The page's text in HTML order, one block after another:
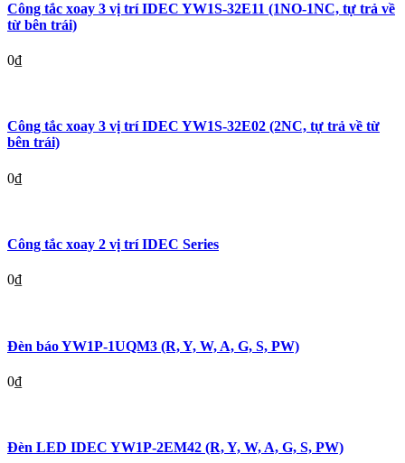
Công tắc xoay 3 vị trí IDEC YW1S-32E11 (1NO-1NC, tự trả về
từ bên trái)
0₫
Công tắc xoay 3 vị trí IDEC YW1S-32E02 (2NC, tự trả về từ
bên trái)
0₫
Công tắc xoay 2 vị trí IDEC Series
0₫
Đèn báo YW1P-1UQM3 (R, Y, W, A, G, S, PW)
0₫
Đèn LED IDEC YW1P-2EM42 (R, Y, W, A, G, S, PW)